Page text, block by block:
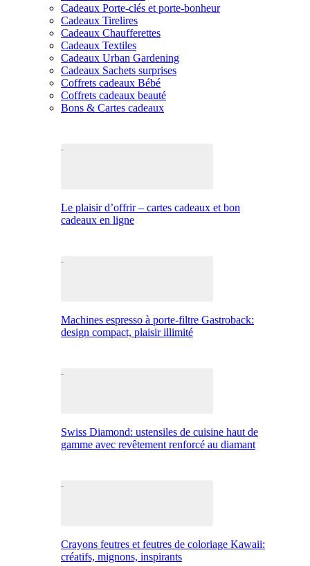
Cadeaux Porte-clés et porte-bonheur
Cadeaux Tirelires
Cadeaux Chaufferettes
Cadeaux Textiles
Cadeaux Urban Gardening
Cadeaux Sachets surprises
Coffrets cadeaux Bébé
Coffrets cadeaux beauté
Bons & Cartes cadeaux
Le plaisir d’offrir – cartes cadeaux et bon
cadeaux en ligne
Machines espresso à porte-filtre Gastroback:
design compact, plaisir illimité
Swiss Diamond: ustensiles de cuisine haut de
gamme avec revêtement renforcé au diamant
Crayons feutres et feutres de coloriage Kawaii:
créatifs, mignons, inspirants